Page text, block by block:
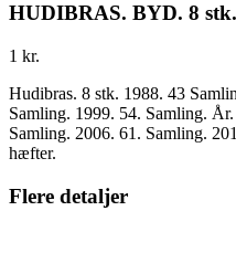
HUDIBRAS. BYD. 8
1 kr.
Hudibras. 8 stk. 1988. 43
Samling. 1999. 54. Samling.
Samling. 2006. 61. Samling.
hæfter.
Flere detaljer